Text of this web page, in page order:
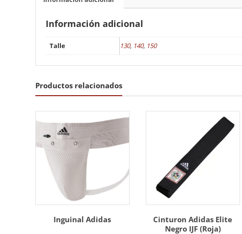
Información adicional
Talle 130, 140, 150
Productos relacionados
Inguinal Adidas
Cinturon Adidas Elite
Negro IJF (Roja)